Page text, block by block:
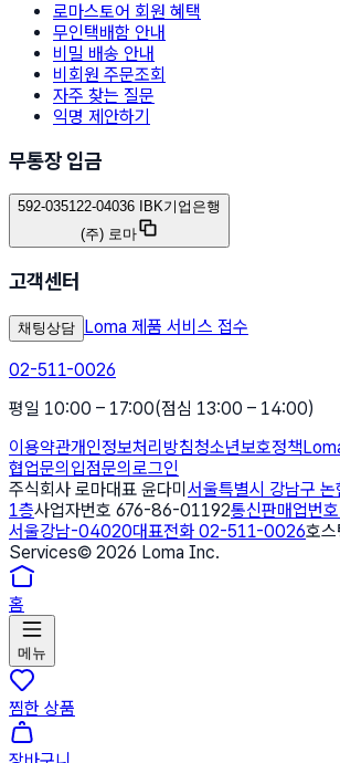
로마스토어 회원 혜택
무인택배함 안내
비밀 배송 안내
비회원 주문조회
자주 찾는 질문
익명 제안하기
무통장 입금
592-035122-04036 IBK기업은행
(주) 로마
고객센터
채팅상담 Loma 제품 서비스 접수
02-511-0026
평일 10:00 – 17:00(점심 13:00 – 14:00)
이용약관개인정보처리방침청소년보호정책
협업문의 입점문의 로그인
주식회사 로마대표 윤다미 서울특별시 강남구
1층사업자번호 676-86-01192통신판매업번
서울강남-04020대표전화 02-511-0026호
Services© 2026 Loma Inc.
홈
메뉴
찜한 상품